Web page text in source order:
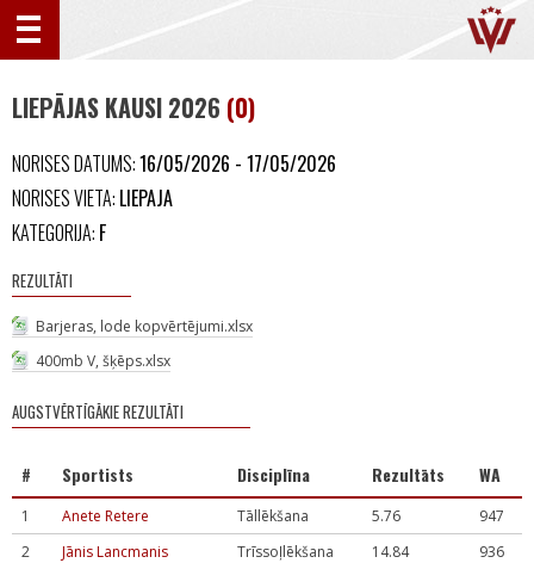
LIEPĀJAS KAUSI 2026 (0)
NORISES DATUMS:16/05/2026 - 17/05/2026
NORISES VIETA: LIEPAJA
KATEGORIJA: F
REZULTĀTI
Barjeras, lode kopvērtējumi.xlsx
400mb V, šķēps.xlsx
AUGSTVĒRTĪGĀKIE REZULTĀTI
# Sportists Disciplīna Rezultāts WA
1 Anete Retere Tāllēkšana 5.76
947
2
Jānis Lancmanis Trīssoļlēkšana 14.84
936